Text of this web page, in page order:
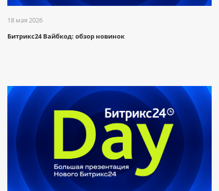
18 мая 2026
Битрикс24 Вайбкод: обзор новинок